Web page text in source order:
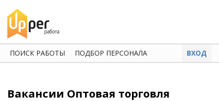
ПОИСК РАБОТЫ ПОДБОР ПЕРСОНАЛА ВХОД
Вакансии Оптовая торговля